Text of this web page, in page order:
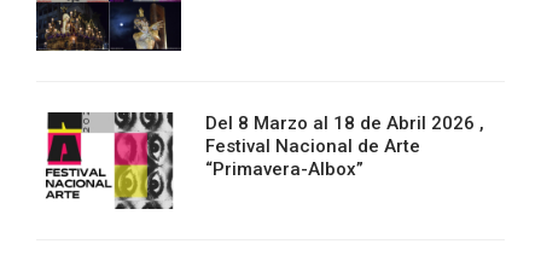
Del 8 Marzo al 18 de Abril 2026 ,
Festival Nacional de Arte
“Primavera-Albox”